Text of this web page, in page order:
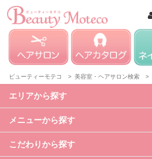
ビューティーモテコ > 美容室・ヘアサロン検索 >
エリアから探す
メニューから探す
こだわりから探す